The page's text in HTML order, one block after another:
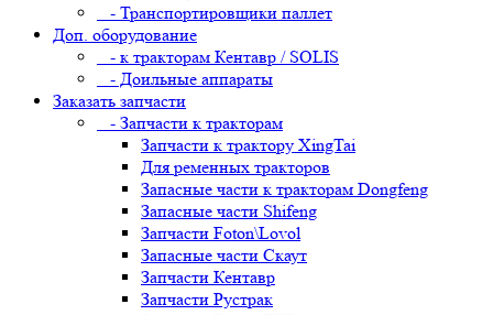
- Транспортировщики паллет
Доп. оборудование
- к тракторам Кентавр / SOLIS
- Доильные аппараты
Заказать запчасти
- Запчасти к тракторам
Запчасти к трактору XingTai
Для ременных тракторов
Запасные части к тракторам Dongfeng
Запасные части Shifeng
Запчасти Foton\Lovol
Запасные части Скаут
Запчасти Кентавр
Запчасти Рустрак